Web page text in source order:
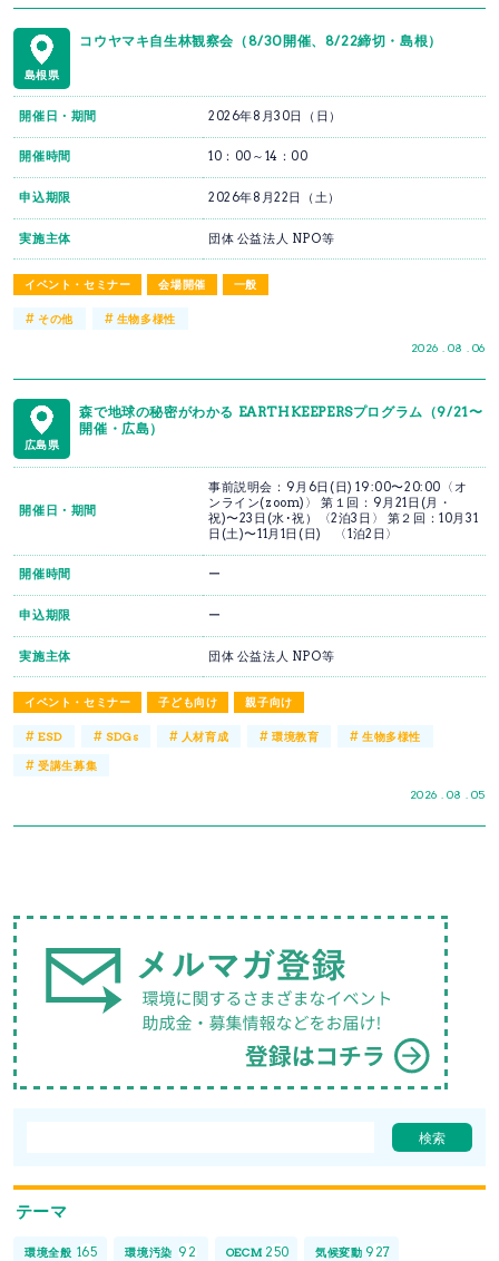
島根県
コウヤマキ自生林観察会（8/30開催、8/22締切・島根）
イベント・セミナー 会場開催 一般
2026 . 08 . 06
開催日・期間 2026年8月30日（日）
開催時間 10：00～14：00
申込期限 2026年8月22日（土）
実施主体 団体 公益法人 NPO等
#その他 # 生物多様性
広島県
森で地球の秘密がわかる EARTHKEEPERSプログラム（9/21〜
開催・広島）
イベント・セミナー 子ども向け 親子向け
2026 . 08 . 05
開催日・期間
事前説明会：9月6日(日) 19:00〜20:00〈オ
ンライン(zoom)〉 第１回：9月21日(月・
祝)〜23日(水･祝）〈2泊3日〉 第２回：10月31
日(土)〜11月1日(日) 〈1泊2日〉
開催時間 ー
申込期限 ー
実施主体 団体 公益法人 NPO等
#ESD # SDGs # 人材育成 # 環境教育 #生物多様性
#受講生募集
テーマ
環境全般 165 環境汚染 92 OECM 250 気候変動 927